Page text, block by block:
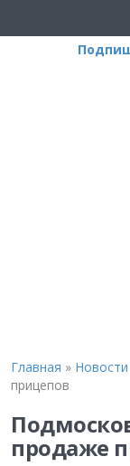
Главная » Новости
прицепов
продаже